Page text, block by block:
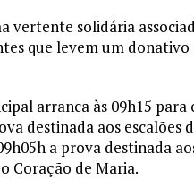
vertente solidária
que levem um
arranca às 09h15 para
destinada aos
a prova destinada
Coração de Maria.